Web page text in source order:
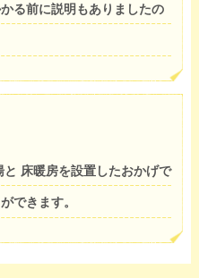
る前に説明もありましたの
床暖房を設置したおかげで
できます。